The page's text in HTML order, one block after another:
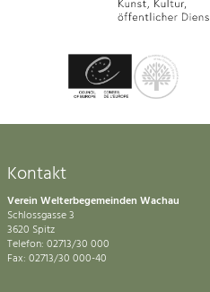
Kontakt
Verein Welterbegemeinden Wachau
Schlossgasse 3
3620 Spitz
Telefon: 02713/30 000
Fax: 02713/30 000-40